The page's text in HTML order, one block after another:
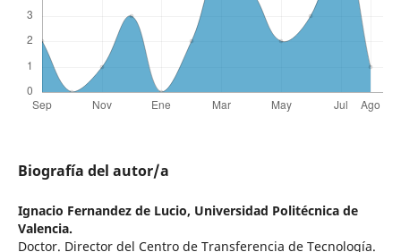
Biografía del autor/a
Ignacio Fernandez de Lucio, Universidad Politécnica de
Valencia.
Doctor. Director del Centro de Transferencia de Tecnología.